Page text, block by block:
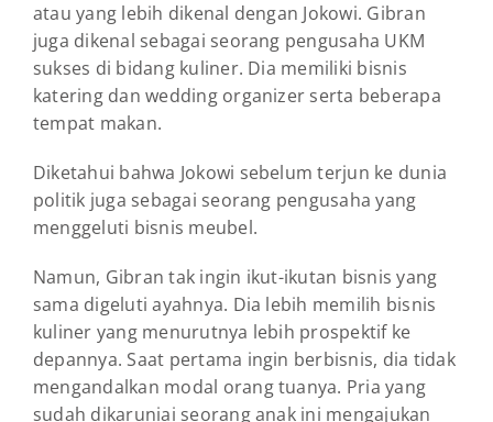
atau yang lebih dikenal dengan Jokowi. Gibran
juga dikenal sebagai seorang pengusaha UKM
sukses di bidang kuliner. Dia memiliki bisnis
katering dan wedding organizer serta beberapa
tempat makan.
Diketahui bahwa Jokowi sebelum terjun ke dunia
politik juga sebagai seorang pengusaha yang
menggeluti bisnis meubel.
Namun, Gibran tak ingin ikut-ikutan bisnis yang
sama digeluti ayahnya. Dia lebih memilih bisnis
kuliner yang menurutnya lebih prospektif ke
depannya. Saat pertama ingin berbisnis, dia tidak
mengandalkan modal orang tuanya. Pria yang
sudah dikaruniai seorang anak ini mengajukan